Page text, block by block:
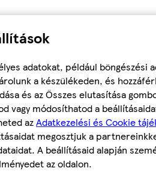
adatokat, például böngészési
a készülékeden, és
és az Összes elutasítása
vagy módosíthatod a
azAdatkezelési és Cookie
megosztjuk a
A beállításaid alapján
az oldalon.